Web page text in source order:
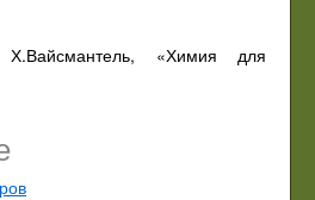
Х.Вайсмантель, «Химия для